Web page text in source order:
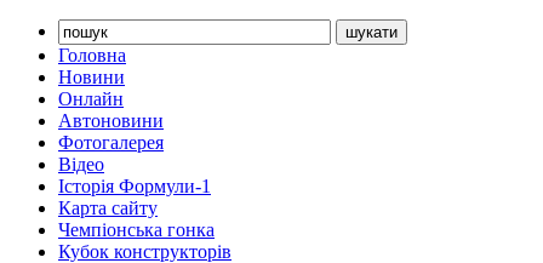
Головна
Новини
Онлайн
Автоновини
Фотогалерея
Відео
Історія Формули-1
Карта сайту
Чемпіонська гонка
Кубок конструкторів